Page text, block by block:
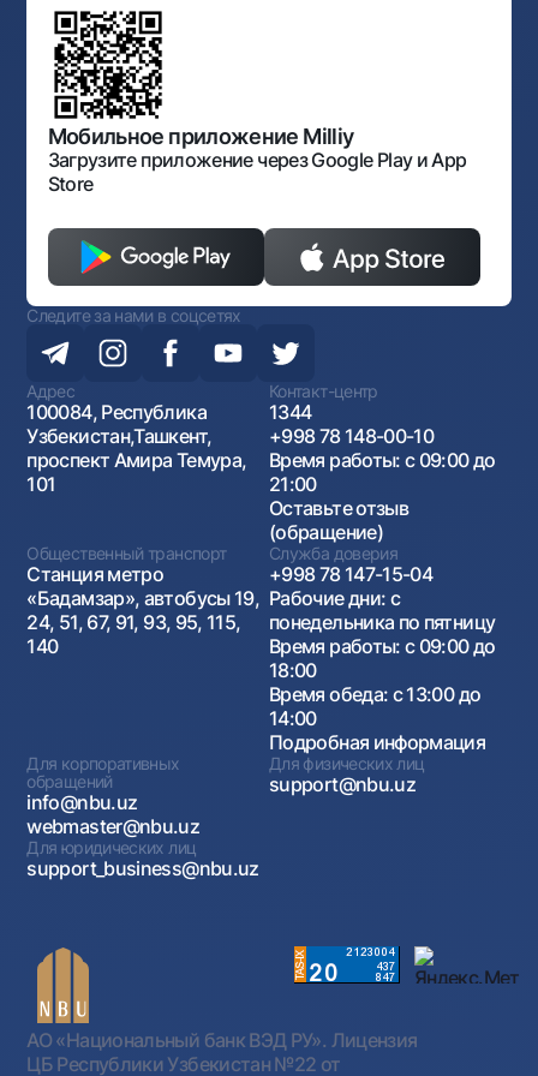
Фирменный стиль
Карта сайта
Согласие на обработку персональных данных
Галерея изобразительного искусства Узбекистана
Обсуждение проектов нормативно-правовых
документов
Нормативно-правовые документы
Порядок и режим работы НБУ
Открытые данные
Антимонопольный комплаенс
Мобильное приложение Milliy
Загрузите приложение через Google Play и App
Store
Следите за нами в соцсетях
Адрес
100084, Республика
Узбекистан,Ташкент,
проспект Амира Темура,
101
Контакт-центр
1344
+998 78 148-00-10
Время работы: с 09:00 до
21:00
Оставьте отзыв
(обращение)
Общественный транспорт
Станция метро
«Бадамзар», автобусы 19,
24, 51, 67, 91, 93, 95, 115,
140
Служба доверия
+998 78 147-15-04
Рабочие дни: с
понедельника по пятницу
Время работы: с 09:00 до
18:00
Время обеда: с 13:00 до
14:00
Подробная информация
Для корпоративных
обращений
info@nbu.uz
webmaster@nbu.uz
Для физических лиц
support@nbu.uz
Для юридических лиц
support_business@nbu.uz
АО «Национальный банк ВЭД РУ». Лицензия
ЦБ Республики Узбекистан №22 от